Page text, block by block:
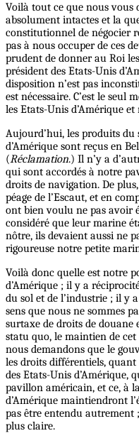
Voilà tout ce que nous vous
absolument intactes et la
constitutionnel de négocier
pas à nous occuper de ces
prudent de donner au Roi
président des Etats-Unis
disposition n’est pas
est nécessaire. C’est le
les Etats-Unis d’Amérique
Aujourd’hui, les produits du
d’Amérique sont reçus en
(Réclamation.) Il n’y a
qui sont accordés à notre
droits de navigation. De
péage de l’Escaut, et en
ont bien voulu ne pas avoir
considéré que leur marine
nôtre, ils devaient aussi ne
rigoureuse notre petite
Voilà donc quelle est notre
d’Amérique ; il y a
du sol et de l’industrie ; il y
sens que nous ne sommes
surtaxe de droits de douane
statu quo, le maintien de
nous demandons que le
les droits différentiels,
des Etats-Unis d’Amérique,
pavillon américain, et ce, à
d’Amérique maintiendront
pas être entendu autrement
plus claire.